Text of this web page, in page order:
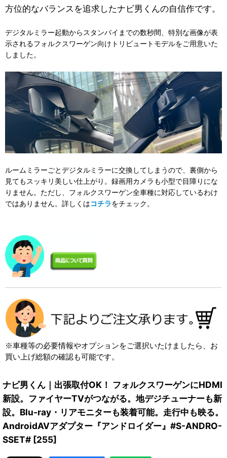
方位的なバランスを追求したナビ男くんの自信作です。
デジタルミラー起動からスタンバイまでの数秒間、特別な画像が表
示されるフォルクスワーゲン向けトリビュートモデルをご用意いた
しました。
ルームミラーごとデジタルミラーに交換してしまうので、裏側から
見てもスッキリ美しい仕上がり。録画用カメラも小型で目障りにな
りません。ただし、フォルクスワーゲン全車種に対応しているわけ
ではありません。詳しくはコチラをチェック。
※車種等の必要情報やオプションをご選択いたけましたら、お
買い上げ総額の確認も可能です。
ナビ男くん｜出張取付OK！ フォルクスワーゲンにHDMI
新設。ファイヤーTVがつながる。地デジチューナーも新
設。Blu-ray・リアモニターも装着可能。走行中も映る。
AndroidAVアダプター『アンドロイダー』#S-ANDRO-
SSET# [255]